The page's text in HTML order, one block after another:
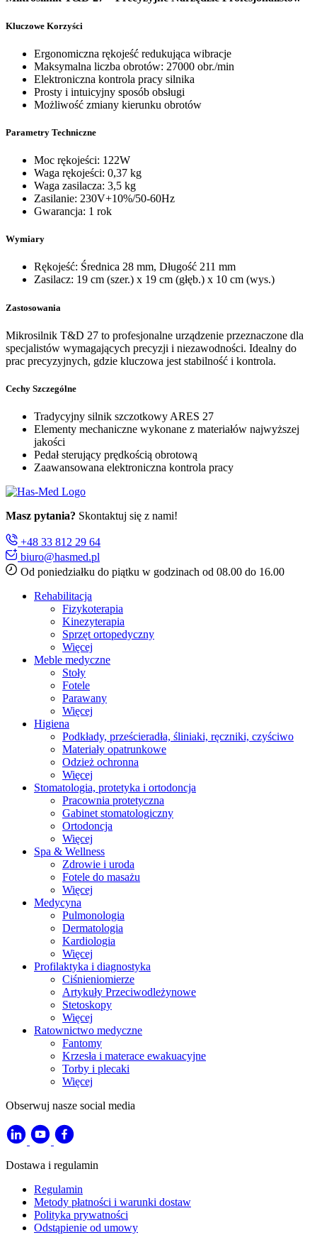
Kluczowe Korzyści
Ergonomiczna rękojeść redukująca wibracje
Maksymalna liczba obrotów: 27000 obr./min
Elektroniczna kontrola pracy silnika
Prosty i intuicyjny sposób obsługi
Możliwość zmiany kierunku obrotów
Parametry Techniczne
Moc rękojeści: 122W
Waga rękojeści: 0,37 kg
Waga zasilacza: 3,5 kg
Zasilanie: 230V+10%/50-60Hz
Gwarancja: 1 rok
Wymiary
Rękojeść: Średnica 28 mm, Długość 211 mm
Zasilacz: 19 cm (szer.) x 19 cm (głęb.) x 10 cm (wys.)
Zastosowania
Mikrosilnik T&D 27 to profesjonalne urządzenie przeznaczone dla
specjalistów wymagających precyzji i niezawodności. Idealny do
prac precyzyjnych, gdzie kluczowa jest stabilność i kontrola.
Cechy Szczególne
Tradycyjny silnik szczotkowy ARES 27
Elementy mechaniczne wykonane z materiałów najwyższej
jakości
Pedał sterujący prędkością obrotową
Zaawansowana elektroniczna kontrola pracy
Masz pytania? Skontaktuj się z nami!
+48 33 812 29 64
biuro@hasmed.pl
Od poniedziałku do piątku w godzinach od 08.00 do 16.00
Rehabilitacja
Fizykoterapia
Kinezyterapia
Sprzęt ortopedyczny
Więcej
Meble medyczne
Stoły
Fotele
Parawany
Więcej
Higiena
Podkłady, prześcieradła, śliniaki, ręczniki, czyściwo
Materiały opatrunkowe
Odzież ochronna
Więcej
Stomatologia, protetyka i ortodoncja
Pracownia protetyczna
Gabinet stomatologiczny
Ortodoncja
Więcej
Spa & Wellness
Zdrowie i uroda
Fotele do masażu
Więcej
Medycyna
Pulmonologia
Dermatologia
Kardiologia
Więcej
Profilaktyka i diagnostyka
Ciśnieniomierze
Artykuły Przeciwodleżynowe
Stetoskopy
Więcej
Ratownictwo medyczne
Fantomy
Krzesła i materace ewakuacyjne
Torby i plecaki
Więcej
Obserwuj nasze social media
Dostawa i regulamin
Regulamin
Metody płatności i warunki dostaw
Polityka prywatności
Odstąpienie od umowy